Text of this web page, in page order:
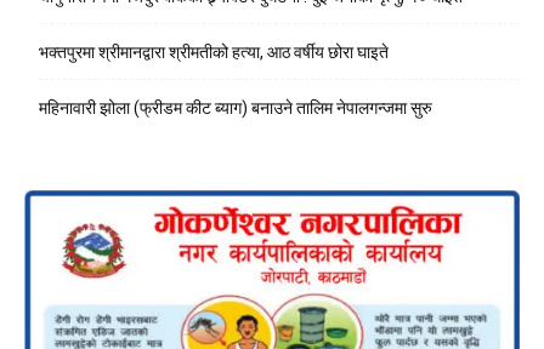
भक्तपुरमा श्रीमानद्वारा श्रीमतीको हत्या, आठ वर्षीय छोरा घाइते
महिनावारी झोला (फ्रीडम कीट ब्याग) बनाउने तालिम नेपालगन्जमा सुरु